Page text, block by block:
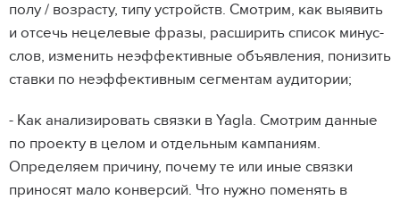
полу / возрасту, типу устройств. Смотрим, как выявить
и отсечь нецелевые фразы, расширить список минус-
слов, изменить неэффективные объявления, понизить
ставки по неэффективным сегментам аудитории;
- Как анализировать связки в Yagla. Смотрим данные
по проекту в целом и отдельным кампаниям.
Определяем причину, почему те или иные связки
приносят мало конверсий. Что нужно поменять в